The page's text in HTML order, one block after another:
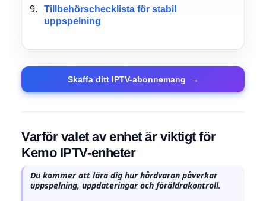
Tillbehörschecklista för stabil
uppspelning
Skaffa ditt IPTV-abonnemang →
Varför valet av enhet är viktigt för
Kemo IPTV-enheter
Du kommer att lära dig hur hårdvaran påverkar
uppspelning, uppdateringar och föräldrakontroll.